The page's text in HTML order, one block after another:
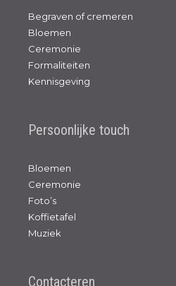
Begraven of cremeren
Bloemen
Ceremonie
Formaliteiten
Kennisgeving
Persoonlijke touch
Bloemen
Ceremonie
Foto’s
Koffietafel
Muziek
Contacteren